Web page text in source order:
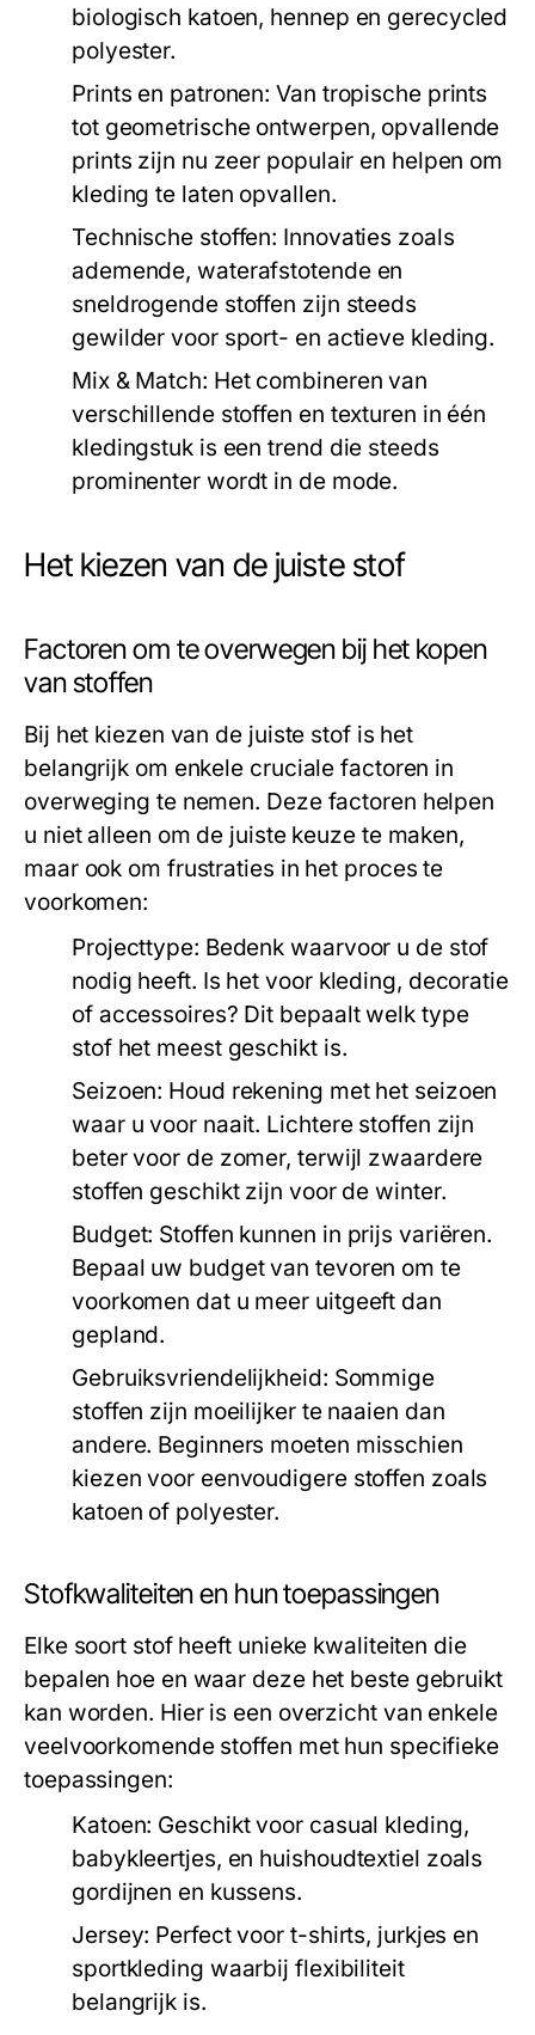
biologisch katoen, hennep en gerecycled
polyester.
Prints en patronen: Van tropische prints
tot geometrische ontwerpen, opvallende
prints zijn nu zeer populair en helpen om
kleding te laten opvallen.
Technische stoffen: Innovaties zoals
ademende, waterafstotende en
sneldrogende stoffen zijn steeds
gewilder voor sport- en actieve kleding.
Mix & Match: Het combineren van
verschillende stoffen en texturen in één
kledingstuk is een trend die steeds
prominenter wordt in de mode.
Het kiezen van de juiste stof
Factoren om te overwegen bij het kopen
van stoffen
Bij het kiezen van de juiste stof is het
belangrijk om enkele cruciale factoren in
overweging te nemen. Deze factoren helpen
u niet alleen om de juiste keuze te maken,
maar ook om frustraties in het proces te
voorkomen:
Projecttype: Bedenk waarvoor u de stof
nodig heeft. Is het voor kleding, decoratie
of accessoires? Dit bepaalt welk type
stof het meest geschikt is.
Seizoen: Houd rekening met het seizoen
waar u voor naait. Lichtere stoffen zijn
beter voor de zomer, terwijl zwaardere
stoffen geschikt zijn voor de winter.
Budget: Stoffen kunnen in prijs variëren.
Bepaal uw budget van tevoren om te
voorkomen dat u meer uitgeeft dan
gepland.
Gebruiksvriendelijkheid: Sommige
stoffen zijn moeilijker te naaien dan
andere. Beginners moeten misschien
kiezen voor eenvoudigere stoffen zoals
katoen of polyester.
Stofkwaliteiten en hun toepassingen
Elke soort stof heeft unieke kwaliteiten die
bepalen hoe en waar deze het beste gebruikt
kan worden. Hier is een overzicht van enkele
veelvoorkomende stoffen met hun specifieke
toepassingen:
Katoen: Geschikt voor casual kleding,
babykleertjes, en huishoudtextiel zoals
gordijnen en kussens.
Jersey: Perfect voor t-shirts, jurkjes en
sportkleding waarbij flexibiliteit
belangrijk is.